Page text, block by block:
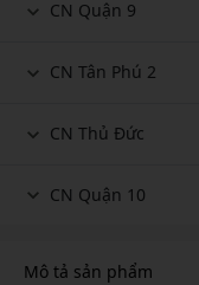
CN Quận 9
CN Tân Phú 2
CN Thủ Đức
CN Quận 10
Mô tả sản phẩm